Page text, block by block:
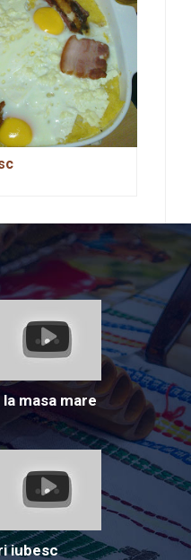
masa mare
iubesc